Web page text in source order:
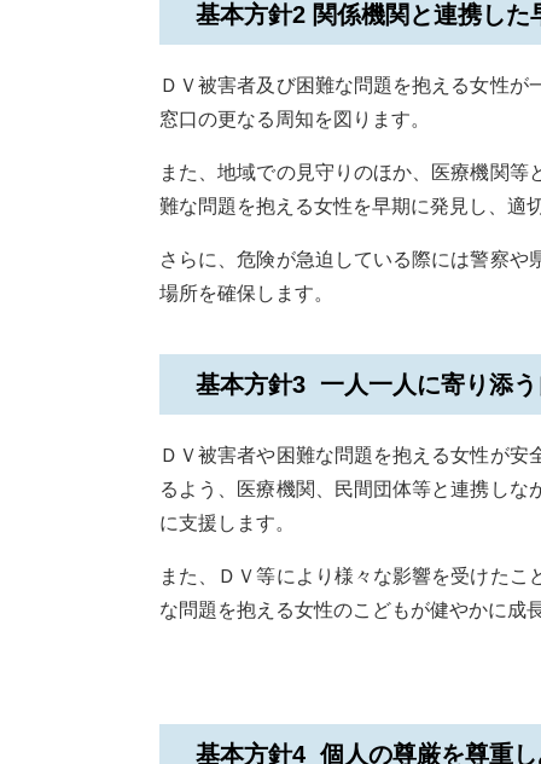
基本方針2 関係機関と連携した
ＤＶ被害者及び困難な問題を抱える女性
窓口の更なる周知を図ります。
また、地域での見守りのほか、医療機関
難な問題を抱える女性を早期に発見し、適
さらに、危険が急迫している際には警察
場所を確保します。
基本方針3 一人一人に寄り添
ＤＶ被害者や困難な問題を抱える女性が
るよう、医療機関、民間団体等と連携し
に支援します。
また、ＤＶ等により様々な影響を受けた
な問題を抱える女性のこどもが健やかに成
基本方針4 個人の尊厳を尊重